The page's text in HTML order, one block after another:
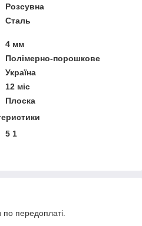
Розсувна
Сталь
4 мм
Полімерно-порошкове
Україна
12 міс
Плоска
5 1
по передоплаті.